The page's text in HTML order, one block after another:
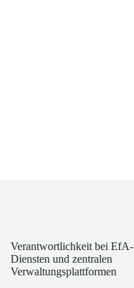
Verantwortlichkeit bei EfA-
Diensten und zentralen
Verwaltungsplattformen